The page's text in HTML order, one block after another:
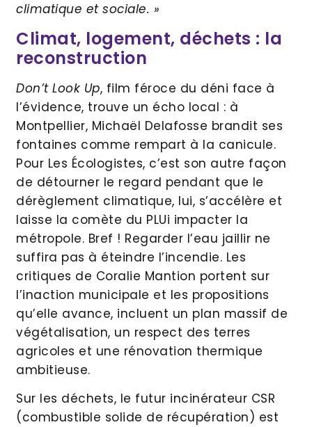
climatique et sociale. »
Climat, logement, déchets : la
reconstruction
Don’t Look Up, film féroce du déni face à
l’évidence, trouve un écho local : à
Montpellier, Michaël Delafosse brandit ses
fontaines comme rempart à la canicule.
Pour Les Écologistes, c’est son autre façon
de détourner le regard pendant que le
dérèglement climatique, lui, s’accélère et
laisse la comète du PLUi impacter la
métropole. Bref ! Regarder l’eau jaillir ne
suffira pas à éteindre l’incendie. Les
critiques de Coralie Mantion portent sur
l’inaction municipale et les propositions
qu’elle avance, incluent un plan massif de
végétalisation, un respect des terres
agricoles et une rénovation thermique
ambitieuse.
Sur les déchets, le futur incinérateur CSR
(combustible solide de récupération) est